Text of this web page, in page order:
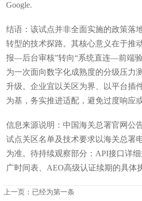
Google.
结语：该试点并非全面实施的政策落
转型的技术探路。其核心意义在于推
报—后台审核”转向“系统直连—前端
为一次面向数字化成熟度的分级压力
升级。企业宜以关区为界、以平台插
为基，务实推进适配，避免过度响应
信息来源说明：中国海关总署官网公
试点关区名单及技术要求以海关总署
为准。待持续观察部分：API接口详
广时间表、AEO高级认证续期的具体
上一页：已经为第一条